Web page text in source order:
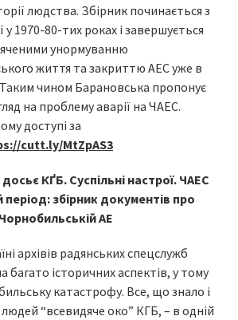
людства. Збірник починається з
у 1970-80-тих роках і завершується
унормуванню
життя та закриттю АЕС уже в
Таким чином Барановська пропонує
на проблему аварії на ЧАЕС.
доступі за
cutt.ly/MtZpAS3
КҐБ. Суспільні настрої. ЧАЕС
період: збірник документів про
АЕ
архівів радянських спецслужб
багато історичних аспектів, у тому
катастрофу. Все, що знало і
“всевидяче око” КГБ, – в одній